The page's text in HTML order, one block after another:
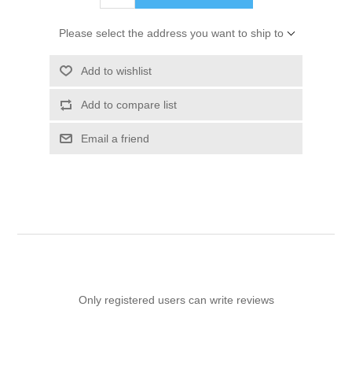
Please select the address you want to ship to
Add to wishlist
Add to compare list
Email a friend
Only registered users can write reviews